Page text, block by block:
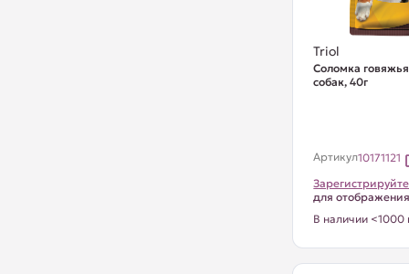
Triol
Соломка
собак, 40г
Артикул10171121
для
В наличии <1000